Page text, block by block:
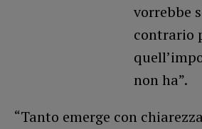
vorrebbe
contrario
non ha”.
“Tanto emerge con